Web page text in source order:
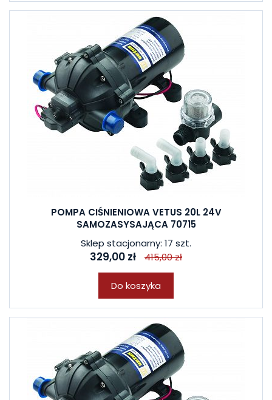
POMPA CIŚNIENIOWA VETUS 20L 24V
SAMOZASYSAJĄCA 70715
Sklep stacjonarny: 17 szt.
329,00 zł 415,00 zł
Do koszyka